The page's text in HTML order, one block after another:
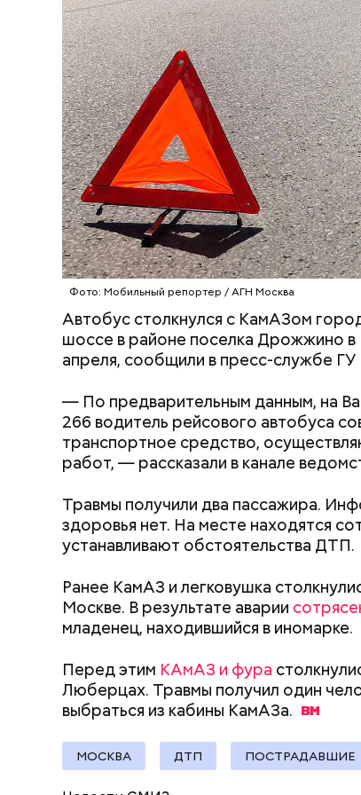
Фото: Мобильный репортер / АГН Москва
Автобус столкнулся с КамАЗом
шоссе в районе поселка Дрожжино
апреля, сообщили в пресс-службе
— По предварительным данным, на
266 водитель рейсового автобуса
транспортное средство,
работ, — рассказали в канале
Травмы получили два пассажира.
здоровья нет. На месте находятся
устанавливают обстоятельства ДТП.
Ранее КамАЗ и легковушка
Москве. В результате аварии
младенец, находившийся в иномарке.
Перед этим КАмАЗ и фура
Люберцах. Травмы получил один
выбраться из кабины КамАЗа.
МОСКВА ДТП ПОСТРАДАВШИЕ
Следователи считали, что в период
уклонился от уплаты налогов на
деньги он якобы распределил между
счетами.
мотивационных курсов и прогнозов
на свои личные лицевые счета как
подконтрольные родственникам
московской прокуратуре.
Кто еще был жертвой
Салат, спагетти и блюдо
тайски: топ-5 рецептов из
кабачков
не получить штраф